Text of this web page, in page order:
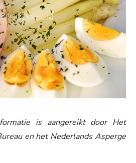
is aangereikt door Het
en het Nederlands Asperge